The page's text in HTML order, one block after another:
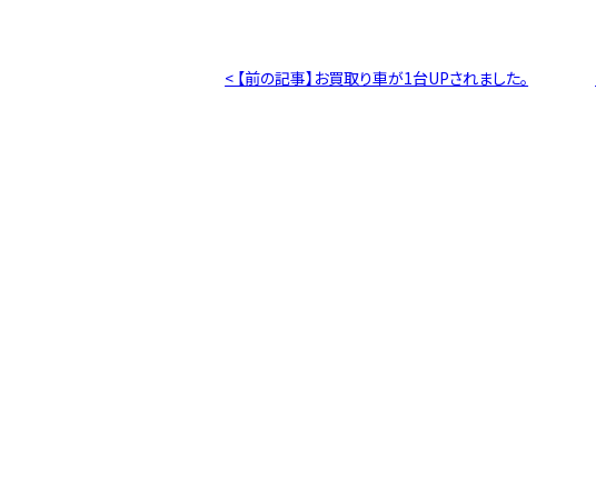
< 【前の記事】お買取り車が1台UPされました。